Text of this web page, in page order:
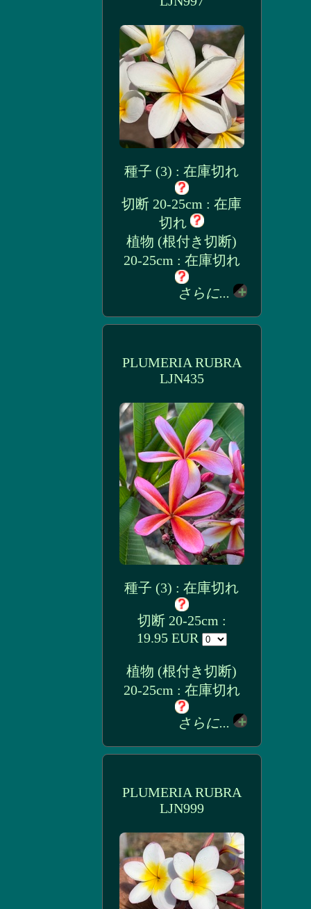
種子 (3) : 在庫切れ
切断 20-25cm : 在庫
切れ
植物 (根付き切断)
20-25cm : 在庫切れ
さらに...
PLUMERIA RUBRA
LJN435
種子 (3) : 在庫切れ
切断 20-25cm :
19.95 EUR
植物 (根付き切断)
20-25cm : 在庫切れ
さらに...
PLUMERIA RUBRA
LJN999